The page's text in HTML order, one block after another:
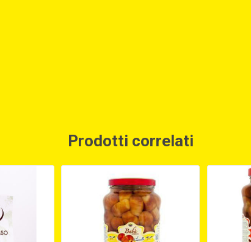
Prodotti correlati